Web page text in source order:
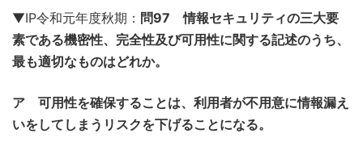
▼IP令和元年度秋期： 問97 情報セキュリティの三大要
素である機密性、完全性及び可用性に関する記述のうち、
最も適切なものはどれか。
ア 可用性を確保することは、利用者が不用意に情報漏え
いをしてしまうリスクを下げることになる。